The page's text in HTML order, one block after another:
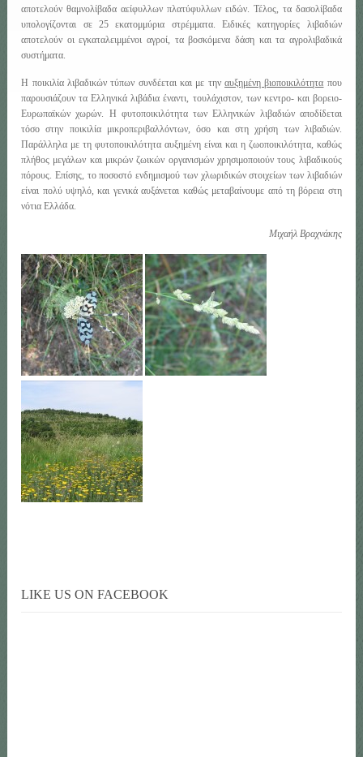
αποτελούν θαμνολίβαδα αείφυλλων πλατύφυλλων ειδών. Τέλος, τα δασολίβαδα
υπολογίζονται σε 25 εκατομμύρια στρέμματα. Ειδικές κατηγορίες λιβαδιών
αποτελούν οι εγκαταλειμμένοι αγροί, τα βοσκόμενα δάση και τα αγρολιβαδικά
συστήματα.
Η ποικιλία λιβαδικών τύπων συνδέεται και με τηναυξημένη βιοποικιλότητα που
παρουσιάζουν τα Ελληνικά λιβάδια έναντι, τουλάχιστον, των κεντρο- και βορειο-
Ευρωπαϊκών χωρών. Η φυτοποικιλότητα των Ελληνικών λιβαδιών αποδίδεται
τόσο στην ποικιλία μικροπεριβαλλόντων, όσο και στη χρήση των λιβαδιών.
Παράλληλα με τη φυτοποικιλότητα αυξημένη είναι και η ζωοποικιλότητα, καθώς
πλήθος μεγάλων και μικρών ζωικών οργανισμών χρησιμοποιούν τους λιβαδικούς
πόρους. Επίσης, το ποσοστό ενδημισμού των χλωριδικών στοιχείων των λιβαδιών
είναι πολύ υψηλό, και γενικά αυξάνεται καθώς μεταβαίνουμε από τη βόρεια στη
νότια Ελλάδα.
Μιχαήλ Βραχνάκης
LIKE US ON FACEBOOK